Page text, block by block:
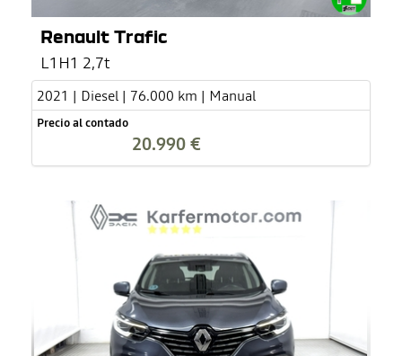
Renault Trafic
L1H1 2,7t
2021 | Diesel | 76.000 km | Manual
Precio al contado
20.990 €